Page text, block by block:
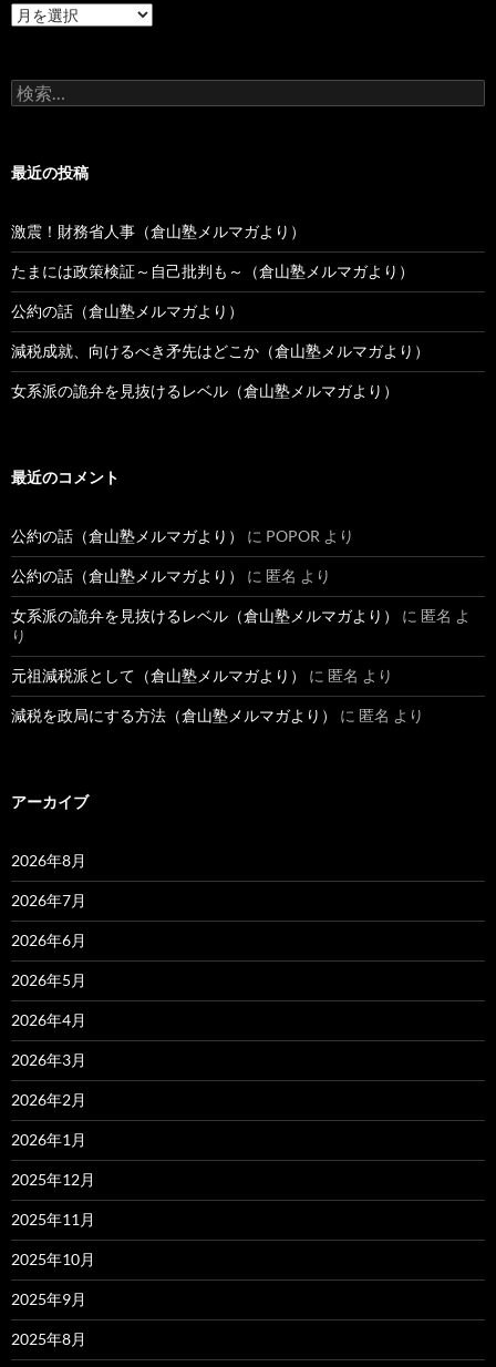
過
去
稿
検
索:
最近の投稿
激震！財務省人事（倉山塾メルマガより）
たまには政策検証～自己批判も～（倉山塾メルマガより）
公約の話（倉山塾メルマガより）
減税成就、向けるべき矛先はどこか（倉山塾メルマガより）
女系派の詭弁を見抜けるレベル（倉山塾メルマガより）
最近のコメント
公約の話（倉山塾メルマガより） に POPOR より
公約の話（倉山塾メルマガより） に 匿名 より
女系派の詭弁を見抜けるレベル（倉山塾メルマガより） に 匿名 よ
り
元祖減税派として（倉山塾メルマガより） に 匿名 より
減税を政局にする方法（倉山塾メルマガより） に 匿名 より
アーカイブ
2026年8月
2026年7月
2026年6月
2026年5月
2026年4月
2026年3月
2026年2月
2026年1月
2025年12月
2025年11月
2025年10月
2025年9月
2025年8月